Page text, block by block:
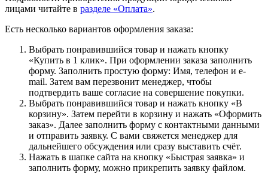
лицами читайте в разделе «Оплата».
Есть несколько вариантов оформления заказа:
Выбрать понравившийся товар и нажать кнопку
«Купить в 1 клик». При оформлении заказа заполнить
форму. Заполнить простую форму: Имя, телефон и e-
mail. Затем вам перезвонит менеджер, чтобы
подтвердить ваше согласие на совершение покупки.
Выбрать понравившийся товар и нажать кнопку «В
корзину». Затем перейти в корзину и нажать «Оформить
заказ». Далее заполнить форму с контактными данными
и отправить заявку. С вами свяжется менеджер для
дальнейшего обсуждения или сразу выставить счёт.
Нажать в шапке сайта на кнопку «Быстрая заявка» и
заполнить форму, можно прикрепить заявку файлом.